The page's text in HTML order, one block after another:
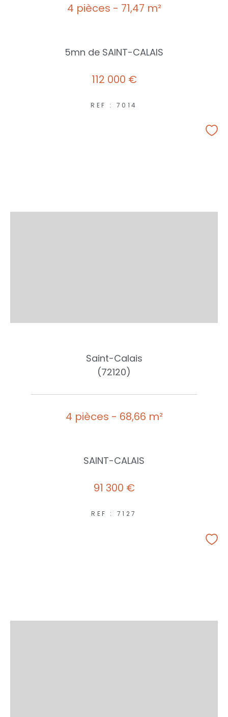
4 pièces - 71,47 m²
5mn de SAINT-CALAIS
112 000 €
REF : 7014
Saint-Calais
(72120)
4 pièces - 68,66 m²
SAINT-CALAIS
91 300 €
REF : 7127